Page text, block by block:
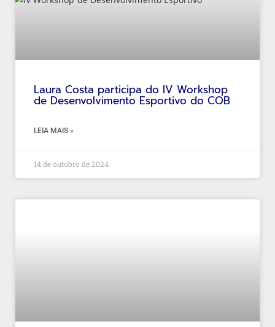
Laura Costa participa do IV Workshop
de Desenvolvimento Esportivo do COB
LEIA MAIS »
14 de outubro de 2024